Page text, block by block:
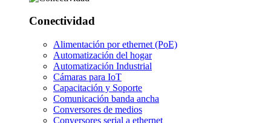
Conectividad
Alimentación por ethernet (PoE)
Automatización del hogar
Automatización Industrial
Cámaras para IoT
Capacitación y Soporte
Comunicación banda ancha
Conversores de medios
Conversores serial a ethernet